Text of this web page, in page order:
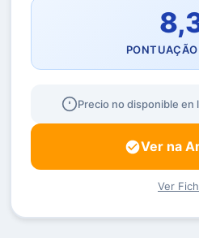
PONTUAÇÃO
Precio no disponible en
Ver na
Ver